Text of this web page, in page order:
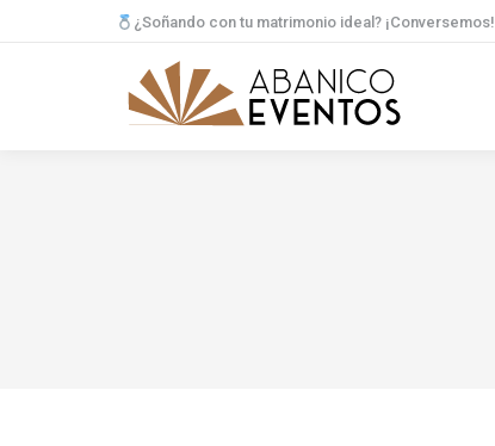
¿Soñando con tu matrimonio ideal? ¡Conversemos!